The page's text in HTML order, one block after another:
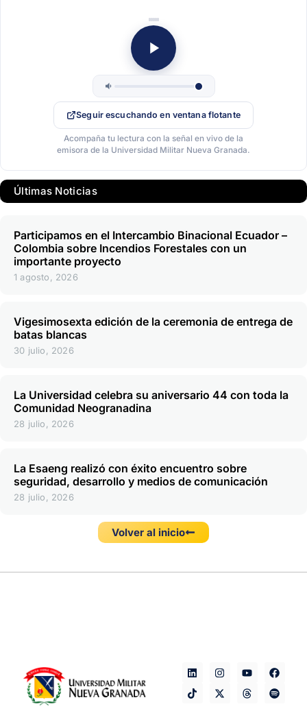
Seguir escuchando en ventana flotante
Acompaña tu lectura con la señal en vivo de la
emisora de la Universidad Militar Nueva Granada.
Últimas Noticias
Participamos en el Intercambio Binacional Ecuador –
Colombia sobre Incendios Forestales con un
importante proyecto
1 agosto, 2026
Vigesimosexta edición de la ceremonia de entrega de
batas blancas
30 julio, 2026
La Universidad celebra su aniversario 44 con toda la
Comunidad Neogranadina
28 julio, 2026
La Esaeng realizó con éxito encuentro sobre
seguridad, desarrollo y medios de comunicación
28 julio, 2026
Volver al inicio